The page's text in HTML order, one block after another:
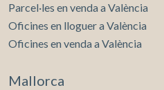
Parcel·les en venda a València
Oficines en lloguer a València
Oficines en venda a València
Mallorca